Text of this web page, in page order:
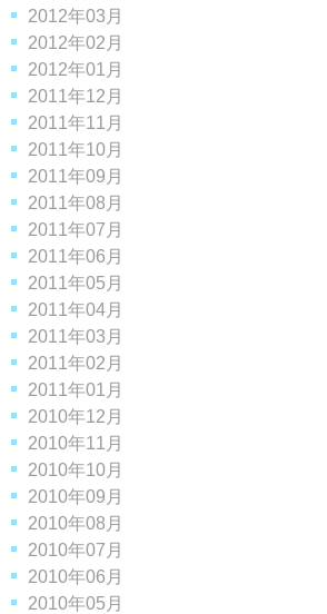
2012年03月
2012年02月
2012年01月
2011年12月
2011年11月
2011年10月
2011年09月
2011年08月
2011年07月
2011年06月
2011年05月
2011年04月
2011年03月
2011年02月
2011年01月
2010年12月
2010年11月
2010年10月
2010年09月
2010年08月
2010年07月
2010年06月
2010年05月